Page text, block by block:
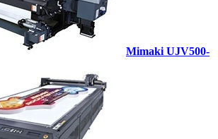
Mimaki UJV500-